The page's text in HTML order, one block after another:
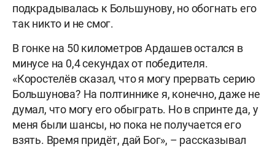
подкрадывалась к Большунову, но обогнать его
так никто и не смог.
В гонке на 50 километров Ардашев остался в
минусе на 0,4 секундах от победителя.
«Коростелёв сказал, что я могу прервать серию
Большунова? На полтиннике я, конечно, даже не
думал, что могу его обыграть. Но в спринте да, у
меня были шансы, но пока не получается его
взять. Время придёт, дай Бог», – рассказывал